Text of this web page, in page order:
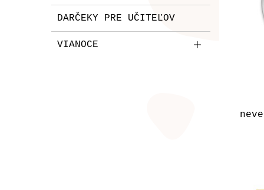
DARČEKY PRE UČITEĽOV
VIANOCE